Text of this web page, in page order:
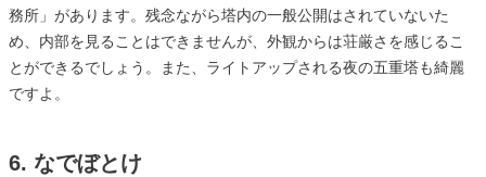
務所」があります。残念ながら塔内の一般公開はされていないた
め、内部を見ることはできませんが、外観からは荘厳さを感じるこ
とができるでしょう。また、ライトアップされる夜の五重塔も綺麗
ですよ。
6. なでぼとけ